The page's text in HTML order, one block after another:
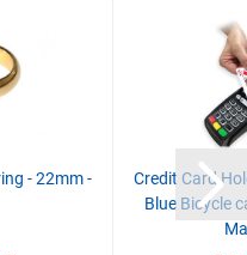
- 22mm -
Credit Card
Blue Bicycle